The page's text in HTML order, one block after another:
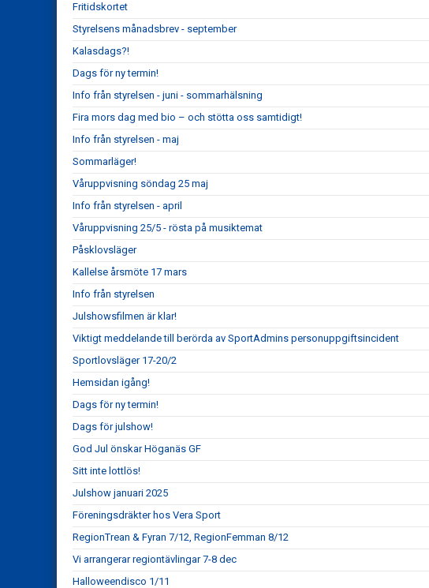
Fritidskortet
Styrelsens månadsbrev - september
Kalasdags?!
Dags för ny termin!
Info från styrelsen - juni - sommarhälsning
Fira mors dag med bio – och stötta oss samtidigt!
Info från styrelsen - maj
Sommarläger!
Våruppvisning söndag 25 maj
Info från styrelsen - april
Våruppvisning 25/5 - rösta på musiktemat
Påsklovsläger
Kallelse årsmöte 17 mars
Info från styrelsen
Julshowsfilmen är klar!
Viktigt meddelande till berörda av SportAdmins personuppgiftsincident
Sportlovsläger 17-20/2
Hemsidan igång!
Dags för ny termin!
Dags för julshow!
God Jul önskar Höganäs GF
Sitt inte lottlös!
Julshow januari 2025
Föreningsdräkter hos Vera Sport
RegionTrean & Fyran 7/12, RegionFemman 8/12
Vi arrangerar regiontävlingar 7-8 dec
Halloweendisco 1/11